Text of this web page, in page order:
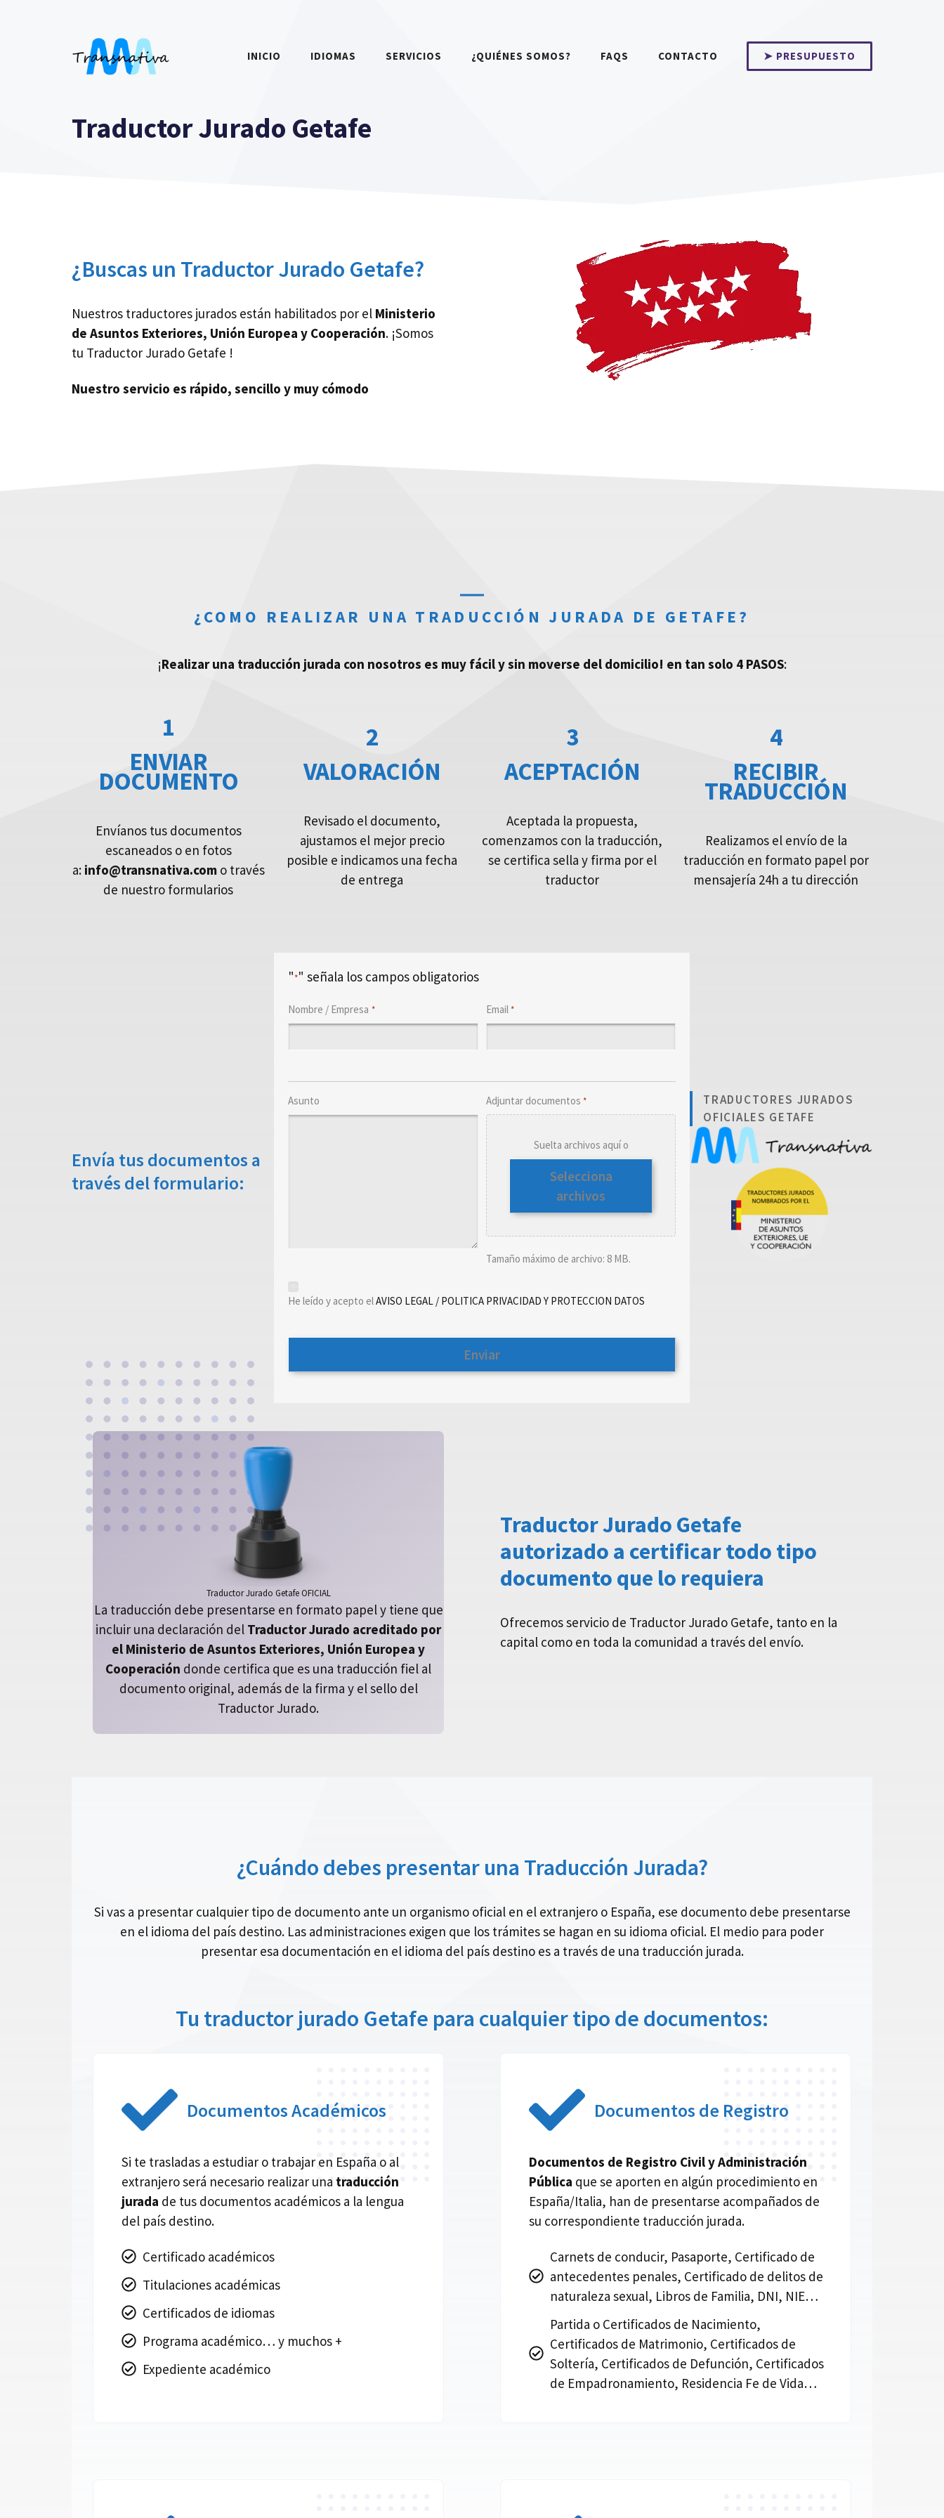
INICIO IDIOMAS SERVICIOS ¿QUIÉNES SOMOS? FAQS CONTACTO ➤ PRESUPUESTO
Traductor Jurado Getafe
¿Buscas un Traductor Jurado Getafe?
Nuestros traductores jurados están habilitados por el Ministerio
de Asuntos Exteriores, Unión Europea y Cooperación. ¡Somos
tu Traductor Jurado Getafe !
Nuestro servicio es rápido, sencillo y muy cómodo
¿COMO REALIZAR UNA TRADUCCIÓN JURADA DE GETAFE?
¡Realizar una traducción jurada con nosotros es muy fácil y sin moverse del domicilio! en tan solo 4 PASOS:
1
ENVIAR
DOCUMENTO
Envíanos tus documentos
escaneados o en fotos
a: info@transnativa.como través
de nuestro formularios
2
VALORACIÓN
Revisado el documento,
ajustamos el mejor precio
posible e indicamos una fecha
de entrega
3
ACEPTACIÓN
Aceptada la propuesta,
comenzamos con la traducción,
se certifica sella y firma por el
traductor
4
RECIBIR
TRADUCCIÓN
Realizamos el envío de la
traducción en formato papel por
mensajería 24h a tu dirección
Envía tus documentos a
través del formulario:
"*" señala los campos obligatorios
Nombre / Empresa * Email*
Asunto Adjuntar documentos *
Suelta archivos aquí o
Selecciona
archivos
Tamaño máximo de archivo: 8 MB.
He leído y acepto elAVISO LEGAL / POLITICA PRIVACIDAD Y PROTECCION DATOS
TRADUCTORES JURADOS
OFICIALES GETAFE
Traductor Jurado Getafe OFICIAL
La traducción debe presentarse en formato papel y tiene que
incluir una declaración del Traductor Jurado acreditado por
el Ministerio de Asuntos Exteriores, Unión Europea y
Cooperación donde certifica que es una traducción fiel al
documento original, además de la firma y el sello del
Traductor Jurado.
Traductor Jurado Getafe
autorizado a certificar todo tipo
documento que lo requiera
Ofrecemos servicio de Traductor Jurado Getafe, tanto en la
capital como en toda la comunidad a través del envío.
¿Cuándo debes presentar una Traducción Jurada?
Si vas a presentar cualquier tipo de documento ante un organismo oficial en el extranjero o España, ese documento debe presentarse
en el idioma del país destino. Las administraciones exigen que los trámites se hagan en su idioma oficial. El medio para poder
presentar esa documentación en el idioma del país destino es a través de una traducción jurada.
Tu traductor jurado Getafe para cualquier tipo de documentos:
Documentos Académicos
Si te trasladas a estudiar o trabajar en España o al
extranjero será necesario realizar una traducción
jurada de tus documentos académicos a la lengua
del país destino.
Certificado académicos
Titulaciones académicas
Certificados de idiomas
Programa académico… y muchos +
Expediente académico
Documentos de Registro
Documentos de Registro Civil y Administración
Pública que se aporten en algún procedimiento en
España/Italia, han de presentarse acompañados de
su correspondiente traducción jurada.
Carnets de conducir, Pasaporte, Certificado de
antecedentes penales, Certificado de delitos de
naturaleza sexual, Libros de Familia, DNI, NIE…
Partida o Certificados de Nacimiento,
Certificados de Matrimonio, Certificados de
Soltería, Certificados de Defunción, Certificados
de Empadronamiento, Residencia Fe de Vida…